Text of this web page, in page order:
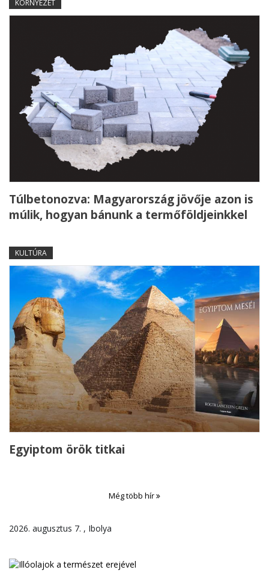
KÖRNYEZET
Túlbetonozva: Magyarország jövője azon is
múlik, hogyan bánunk a termőföldjeinkkel
KULTÚRA
Egyiptom örök titkai
Még több hír
2026. augusztus 7. , Ibolya